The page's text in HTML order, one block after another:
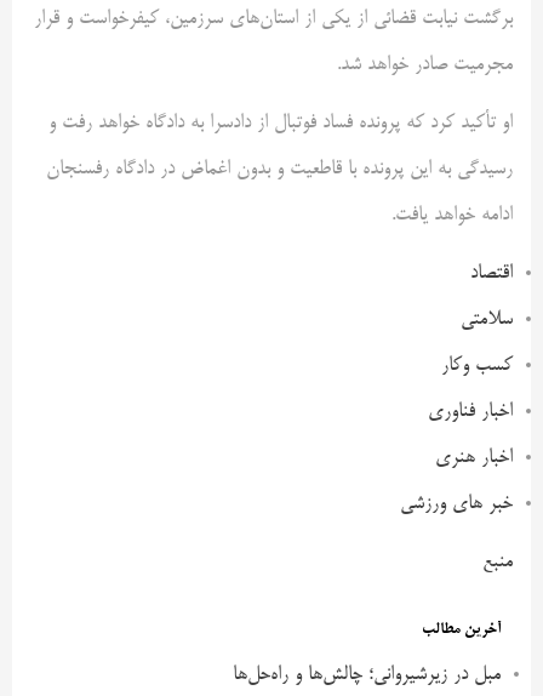
برگشت نیابت قضائی از یکی از استان‌های سرزمین، کیفرخواست و قرار
مجرمیت صادر خواهد شد.
او تأکید کرد که پرونده فساد فوتبال از دادسرا به دادگاه خواهد رفت و
رسیدگی به این پرونده با قاطعیت و بدون اغماض در دادگاه رفسنجان
ادامه خواهد یافت.
اقتصاد
سلامتی
کسب وکار
اخبار فناوری
اخبار هنری
خبر های ورزشی
منبع
آخرین مطالب
مبل در زیرشیروانی؛ چالش‌ها و راه‌حل‌ها